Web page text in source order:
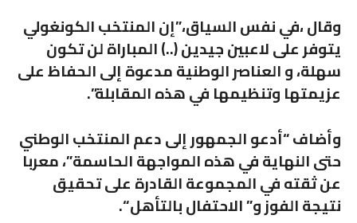
وقال ،في نفس السياق،”إن المنتخب الكونغولي
يتوفر على لاعبين جيدين (..) المباراة لن تكون
سهلة، و العناصر الوطنية مدعوة إلى الحفاظ على
عزيمتها وتنظيمها في هذه المقابلة”.
وأضاف “أدعو الجمهور إلى دعم المنتخب الوطني
حتى النهاية في هذه المواجهة الحاسمة”، معربا
عن ثقته في المجموعة القادرة على تحقيق
نتيجة الفوز و” الاحتفال بالتأهل “.